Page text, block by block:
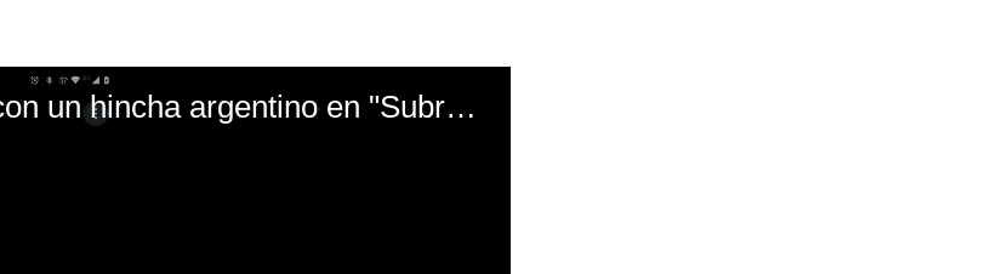
El mal momento de Yanina Gasañol con un hincha argentino en "Subrayado"